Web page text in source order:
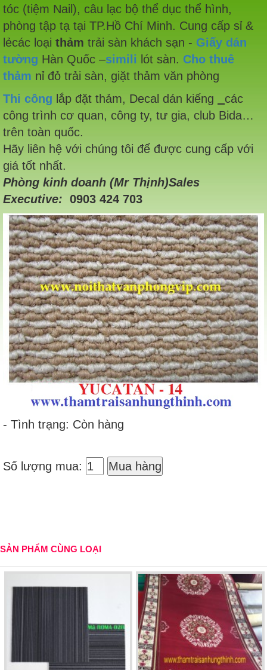
tóc (tiệm Nail), câu lạc bộ thể dục thể hình,
phòng tập tạ tại TP.Hồ Chí Minh. Cung cấp sỉ &
lẻcác loại thảm trải sàn khách sạn - Giấy dán
tường Hàn Quốc –simili lót sàn. Cho thuê
thảm nỉ đỏ trải sàn, giặt thảm văn phòng
Thi công lắp đặt thảm, Decal dán kiếng
các
công trình cơ quan, công ty, tư gia, club Bida…
trên toàn quốc.
Hãy liên hệ với chúng tôi để được cung cấp với
giá tốt nhất.
Phòng kinh doanh (Mr Thịnh)Sales
Executive: 0903 424 703
- Tình trạng: Còn hàng
Số lượng mua: Mua hàng
SẢN PHẨM CÙNG LOẠI